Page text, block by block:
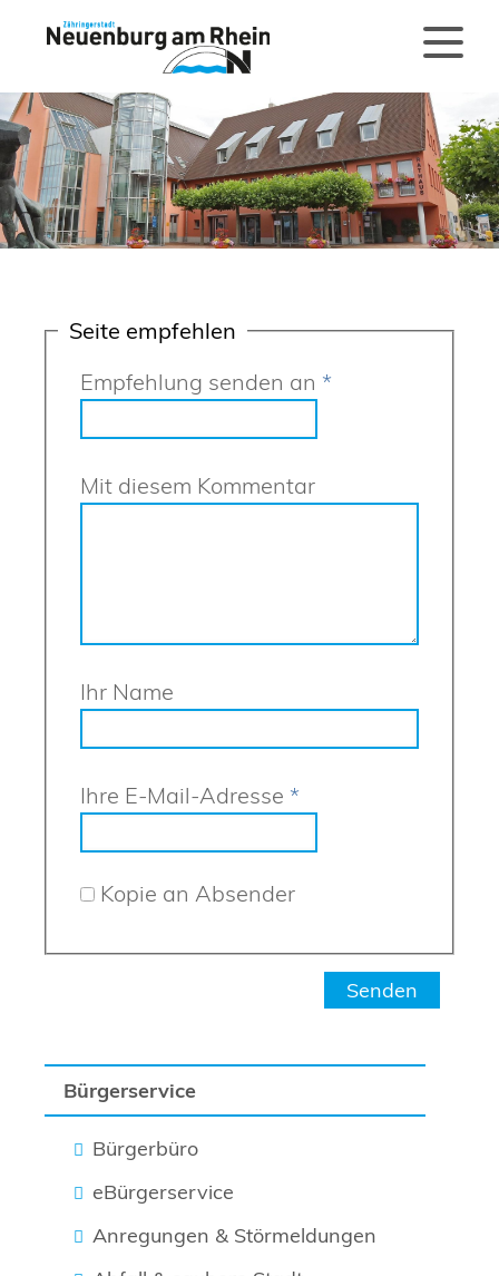
Bürgerservice
Bürgerbüro
eBürgerservice
Anregungen & Störmeldungen
Seite empfehlen
Empfehlung senden an *
Mit diesem Kommentar
Ihr Name
Ihre E-Mail-Adresse *
Kopie an Absender